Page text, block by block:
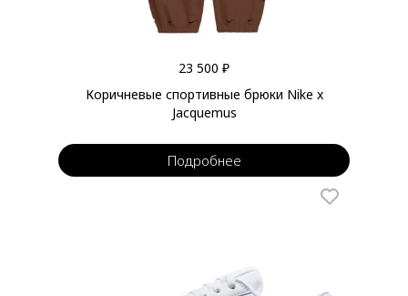
23 500 ₽
Коричневые спортивные брюки Nike x
Jacquemus
Подробнее